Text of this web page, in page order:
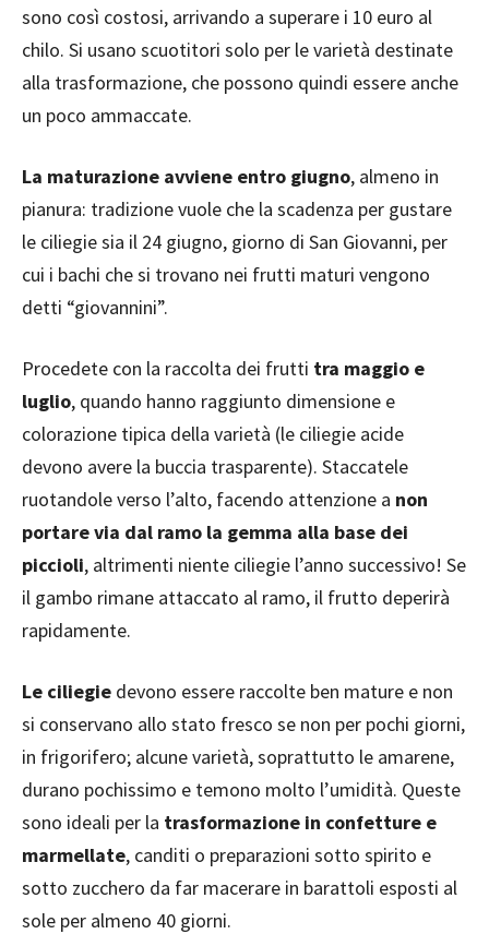
sono così costosi, arrivando a superare i 10 euro al
chilo. Si usano scuotitori solo per le varietà destinate
alla trasformazione, che possono quindi essere anche
un poco ammaccate.
La maturazione avviene entro giugno, almeno in
pianura: tradizione vuole che la scadenza per gustare
le ciliegie sia il 24 giugno, giorno di San Giovanni, per
cui i bachi che si trovano nei frutti maturi vengono
detti “giovannini”.
Procedete con la raccolta dei frutti tra maggio e
luglio, quando hanno raggiunto dimensione e
colorazione tipica della varietà (le ciliegie acide
devono avere la buccia trasparente). Staccatele
ruotandole verso l’alto, facendo attenzione a non
portare via dal ramo la gemma alla base dei
piccioli, altrimenti niente ciliegie l’anno successivo! Se
il gambo rimane attaccato al ramo, il frutto deperirà
rapidamente.
Le ciliegie devono essere raccolte ben mature e non
si conservano allo stato fresco se non per pochi giorni,
in frigorifero; alcune varietà, soprattutto le amarene,
durano pochissimo e temono molto l’umidità. Queste
sono ideali per la trasformazione in confetture e
marmellate, canditi o preparazioni sotto spirito e
sotto zucchero da far macerare in barattoli esposti al
sole per almeno 40 giorni.